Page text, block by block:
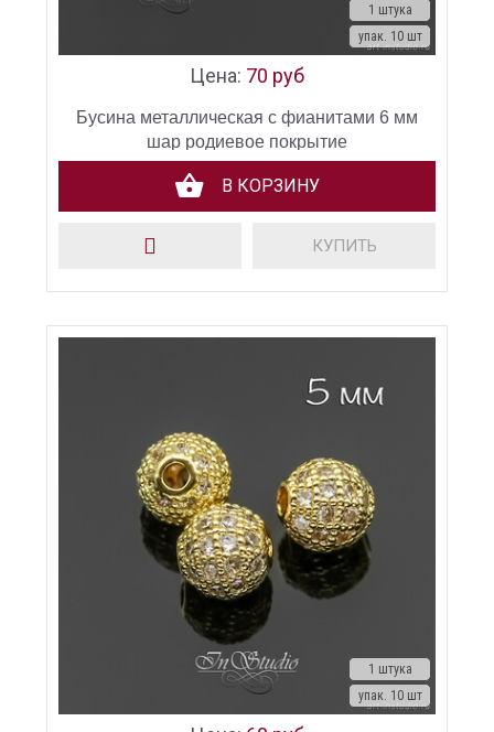
1 штука
упак. 10 шт
Цена: 70 руб
Бусина металлическая с фианитами 6 мм
шар родиевое покрытие
В КОРЗИНУ
КУПИТЬ
1 штука
упак. 10 шт